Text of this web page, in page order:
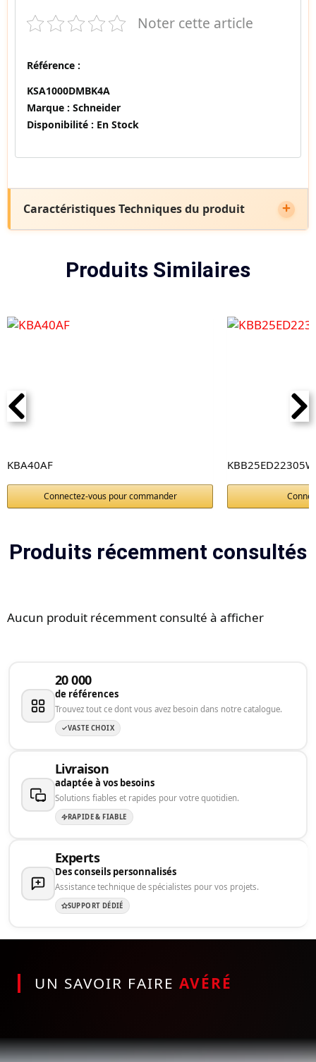
Noter cette article
Référence :
KSA1000DMBK4A
Marque : Schneider
Disponibilité : En Stock
Caractéristiques Techniques du produit
Produits Similaires
KBA40AF
Connectez-vous pour commander
KBB25ED22305W
Produits récemment consultés
Aucun produit récemment consulté à afficher
20 000
de références
Trouvez tout ce dont vous avez besoin dans notre catalogue.
VASTE CHOIX
Livraison
adaptée à vos besoins
Solutions fiables et rapides pour votre quotidien.
RAPIDE & FIABLE
Experts
Des conseils personnalisés
Assistance technique de spécialistes pour vos projets.
SUPPORT DÉDIÉ
UN SAVOIR FAIRE AVÉRÉ